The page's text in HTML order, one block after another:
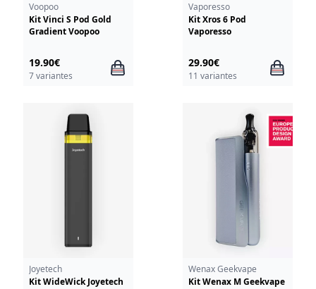
Voopoo
Kit Vinci S Pod Gold
Gradient Voopoo
19.90€
7 variantes
Vaporesso
Kit Xros 6 Pod
Vaporesso
29.90€
11 variantes
Joyetech
Kit WideWick Joyetech
Wenax Geekvape
Kit Wenax M Geekvape